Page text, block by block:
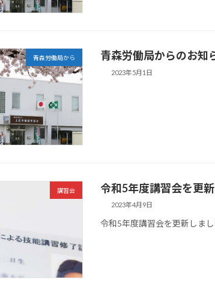
青森労働局から 青森労働局からのお
2023年5月1日
講習会 令和5年度講習会を更
2023年4月9日
令和5年度講習会を更新しま